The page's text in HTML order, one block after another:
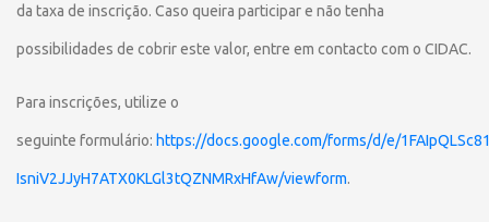
da taxa de inscrição. Caso queira participar e não tenha
possibilidades de cobrir este valor, entre em contacto com o CIDAC.
Para inscrições, utilize o
seguinte formulário: https://docs.google.com/forms/d/e/
IsniV2JJyH7ATX0KLGl3tQZNMRxHfAw/viewform.